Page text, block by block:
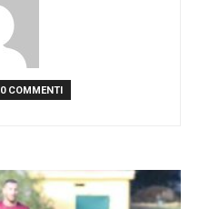
0 COMMENTI